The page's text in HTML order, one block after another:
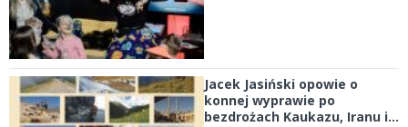
Jacek Jasiński opowie o
konnej wyprawie po
bezdrożach Kaukazu, Iranu i...